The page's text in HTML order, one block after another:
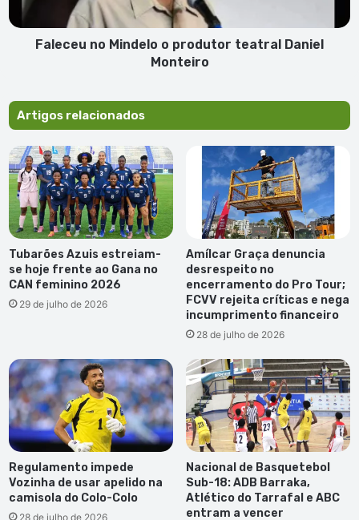
Monteiro
Faleceu no Mindelo o produtor teatral Daniel
Monteiro
Artigos relacionados
Tubarões Azuis estreiam-
se hoje frente ao Gana no
CAN feminino 2026
29 de julho de 2026
Amílcar Graça denuncia
desrespeito no
encerramento do Pro Tour;
FCVV rejeita críticas e nega
incumprimento financeiro
28 de julho de 2026
Regulamento impede
Vozinha de usar apelido na
camisola do Colo-Colo
28 de julho de 2026
Nacional de Basquetebol
Sub-18: ADB Barraka,
Atlético do Tarrafal e ABC
entram a vencer